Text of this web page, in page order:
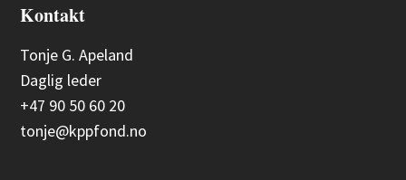
Kontakt
Tonje G. Apeland
Daglig leder
+47 90 50 60 20
tonje@kppfond.no